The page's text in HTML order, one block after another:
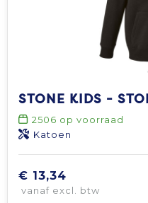
2506 op voorraad
Katoen
€ 13,34
vanaf excl. btw